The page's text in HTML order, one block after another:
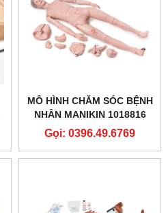
MÔ HÌNH CHĂM SÓC BỆNH
NHÂN MANIKIN 1018816
[P10/1] CAO CẤP- 3B
SCIENTIFIC® PATIENT
Gọi: 0396.49.6769